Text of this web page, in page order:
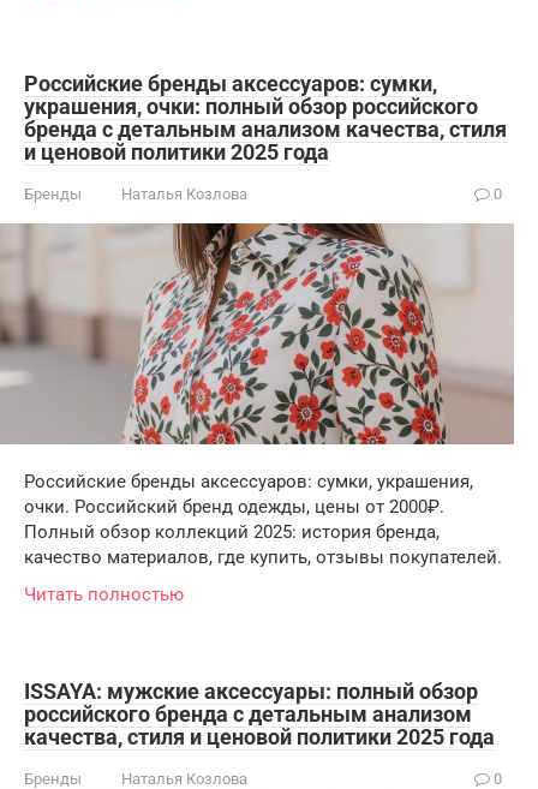
Российские бренды аксессуаров: сумки,
украшения, очки: полный обзор российского
бренда с детальным анализом качества, стиля
и ценовой политики 2025 года
Бренды Наталья Козлова 0
Российские бренды аксессуаров: сумки, украшения,
очки. Российский бренд одежды, цены от 2000₽.
Полный обзор коллекций 2025: история бренда,
качество материалов, где купить, отзывы покупателей.
Читать полностью
ISSAYA: мужские аксессуары: полный обзор
российского бренда с детальным анализом
качества, стиля и ценовой политики 2025 года
Бренды Наталья Козлова 0